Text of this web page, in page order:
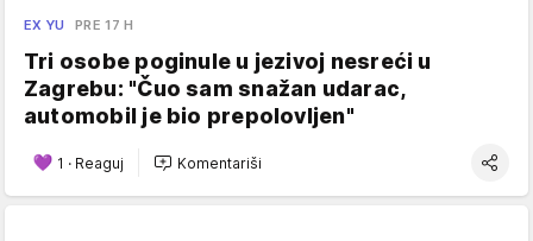
EX YU PRE 17 H
Tri osobe poginule u jezivoj nesreći u
Zagrebu: "Čuo sam snažan udarac,
automobil je bio prepolovljen"
1 · Reaguj Komentariši